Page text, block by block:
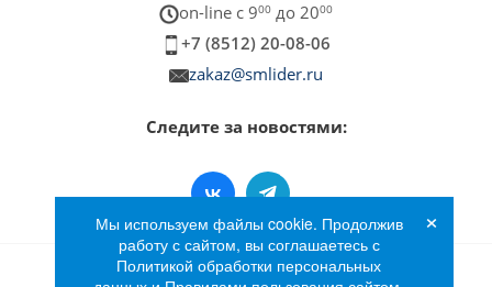
on-line c 900 до 2000
+7 (8512) 20-08-06
zakaz@smlider.ru
Следите за новостями:
Мы используем файлы cookie. Продолжив
работу с сайтом, вы соглашаетесь с
Политикой обработки персональных
×